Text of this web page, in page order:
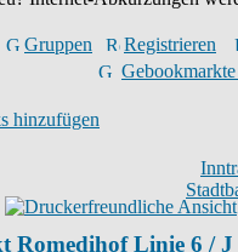
Gruppen
Registrieren
hinzufügen
Romedihof Linie 6 / J